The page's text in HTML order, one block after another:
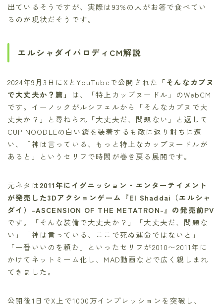
出ているそうですが、実際は93%の人がお箸で食べてい
るのが現状だそうです。
エルシャダイパロディCM解説
2024年9月3日にXとYouTubeで公開された 「そんなカプヌ
で大丈夫か？篇」
は、「特上カップヌードル」のWebCM
です。イーノックがルシフェルから「そんなカプヌで大
丈夫か？」と尋ねられ「大丈夫だ、問題ない」と返して
CUP NOODLEの白い鎧を装着するも敵に返り討ちに遭
い、「神は言っている、もっと特上なカップヌードルが
あると」というセリフで時間が巻き戻る展開です。
元ネタは2011年にイグニッション・エンターテイメント
が発売した3Dアクションゲーム『El Shaddai（エルシャ
ダイ）-ASCENSION OF THE METATRON-』の発売前PV
です。「そんな装備で大丈夫か？」「大丈夫だ、問題な
い」「神は言っている、ここで死ぬ運命ではないと」
「一番いいのを頼む」といったセリフが2010〜2011年に
かけてネットミーム化し、MAD動画などで広く親しまれ
てきました。
公開後1日でX上で1000万インプレッションを突破し、